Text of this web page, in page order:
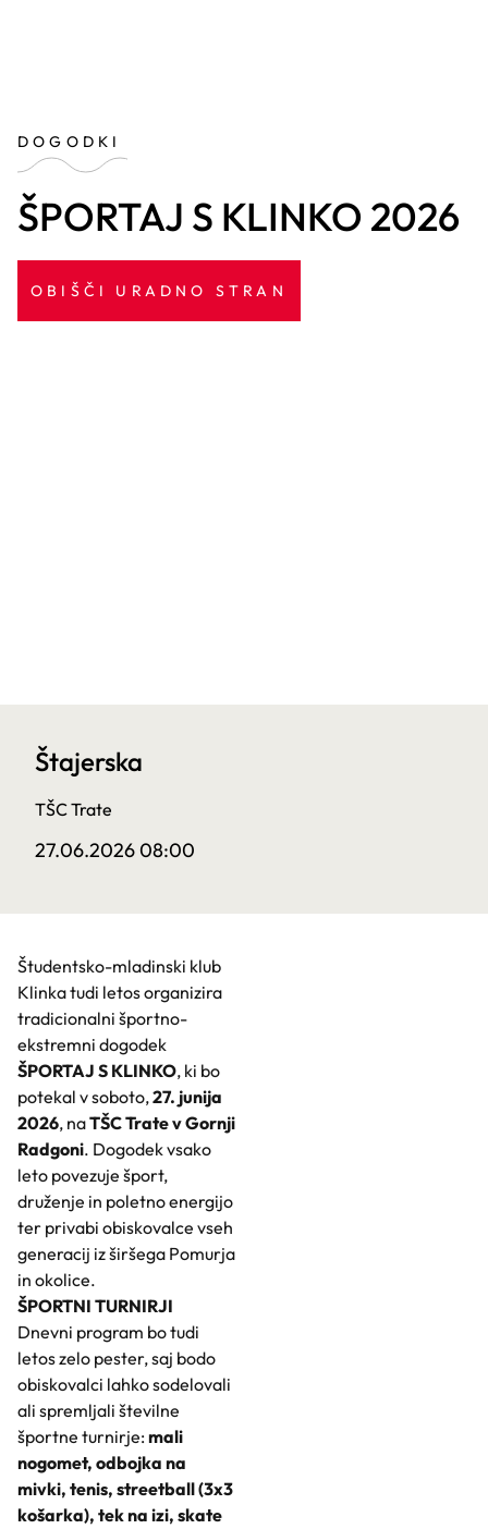
DOGODKI
ŠPORTAJ S KLINKO 2026
OBIŠČI URADNO STRAN
Štajerska
TŠC Trate
27.06.2026 08:00
Študentsko-mladinski klub
Klinka tudi letos organizira
tradicionalni športno-
ekstremni dogodek
ŠPORTAJ S KLINKO, ki bo
potekal v soboto,27. junija
2026, naTŠC Trate v Gornji
Radgoni. Dogodek vsako
leto povezuje šport,
druženje in poletno energijo
ter privabi obiskovalce vseh
generacij iz širšega Pomurja
in okolice.
ŠPORTNI TURNIRJI
Dnevni program bo tudi
letos zelo pester, saj bodo
obiskovalci lahko sodelovali
ali spremljali številne
športne turnirje:mali
nogomet, odbojka na
mivki, tenis, streetball (3x3
košarka), tek na izi, skate